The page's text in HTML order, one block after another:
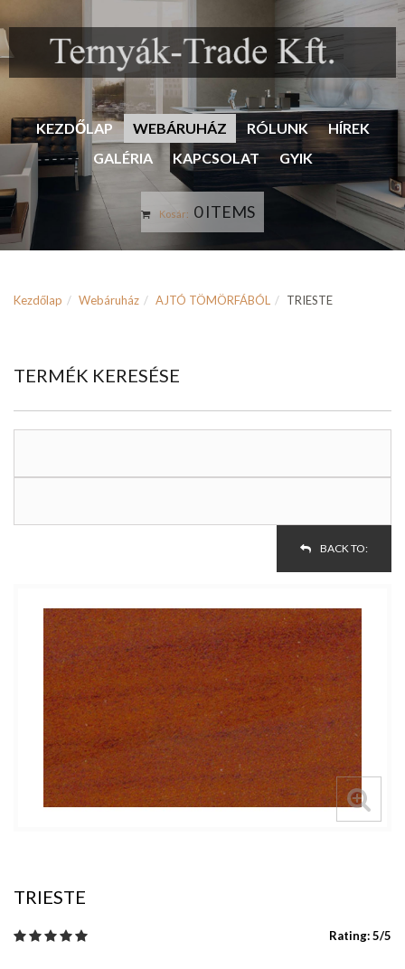
KEZDŐLAP WEBÁRUHÁZ RÓLUNK
HÍREK
GALÉRIA
KAPCSOLAT GYIK
Kosár: 0 ITEMS
Kezdőlap Webáruház AJTÓ TÖMÖRFÁBÓL TRIESTE
TERMÉK KERESÉSE
BACK TO:
TRIESTE
Rating: 5/5